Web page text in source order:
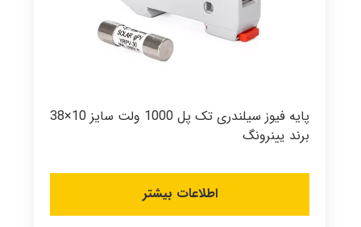
پایه فیوز سیلندری تک پل 1000 ولت سایز 10×38
برند یینرونگ
اطلاعات بیشتر